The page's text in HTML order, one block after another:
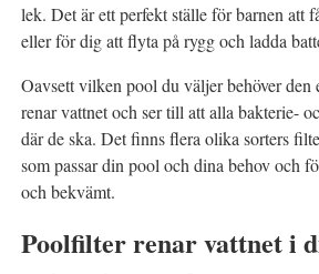
lek. Det är ett perfekt ställe för barnen att
eller för dig att flyta på rygg och ladda
Oavsett vilken pool du väljer behöver
renar vattnet och ser till att alla bakterie-
där de ska. Det finns flera olika sorters
som passar din pool och dina behov och
och bekvämt.
Poolfilter renar vattnet i